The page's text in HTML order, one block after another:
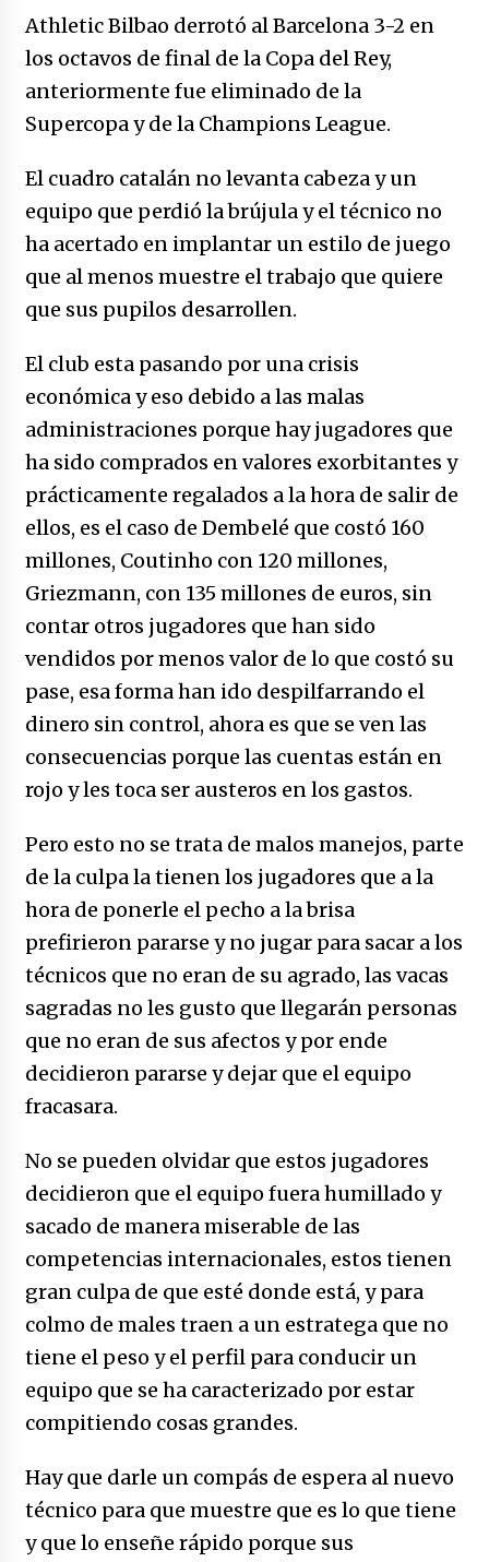
07/01/2026
Captura de Maduro, donde manda capitán,
no manda marinero.
04/01/2026
Otro regalo navideño de Petrosky, al caído
caerle
31/12/2025
Que sea un hecho el decreto que quita prima
de servicios a honorables zánganos
El aumento del mínimo causa escozor en
pueblo colombiano
31/12/2025
Colombia 2025
17/12/2025
Athletic Bilbao derrotó al Barcelona 3-2 en
los octavos de final de la Copa del Rey,
anteriormente fue eliminado de la
Supercopa y de la Champions League.
El cuadro catalán no levanta cabeza y un
equipo que perdió la brújula y el técnico no
ha acertado en implantar un estilo de juego
que al menos muestre el trabajo que quiere
que sus pupilos desarrollen.
El club esta pasando por una crisis
económica y eso debido a las malas
administraciones porque hay jugadores que
ha sido comprados en valores exorbitantes y
prácticamente regalados a la hora de salir de
ellos, es el caso de Dembelé que costó 160
millones, Coutinho con 120 millones,
Griezmann, con 135 millones de euros, sin
contar otros jugadores que han sido
vendidos por menos valor de lo que costó su
pase, esa forma han ido despilfarrando el
dinero sin control, ahora es que se ven las
consecuencias porque las cuentas están en
rojo y les toca ser austeros en los gastos.
Pero esto no se trata de malos manejos, parte
de la culpa la tienen los jugadores que a la
hora de ponerle el pecho a la brisa
prefirieron pararse y no jugar para sacar a los
técnicos que no eran de su agrado, las vacas
sagradas no les gusto que llegarán personas
que no eran de sus afectos y por ende
decidieron pararse y dejar que el equipo
fracasara.
No se pueden olvidar que estos jugadores
decidieron que el equipo fuera humillado y
sacado de manera miserable de las
competencias internacionales, estos tienen
gran culpa de que esté donde está, y para
colmo de males traen a un estratega que no
tiene el peso y el perfil para conducir un
equipo que se ha caracterizado por estar
compitiendo cosas grandes.
Hay que darle un compás de espera al nuevo
técnico para que muestre que es lo que tiene
y que lo enseñe rápido porque sus